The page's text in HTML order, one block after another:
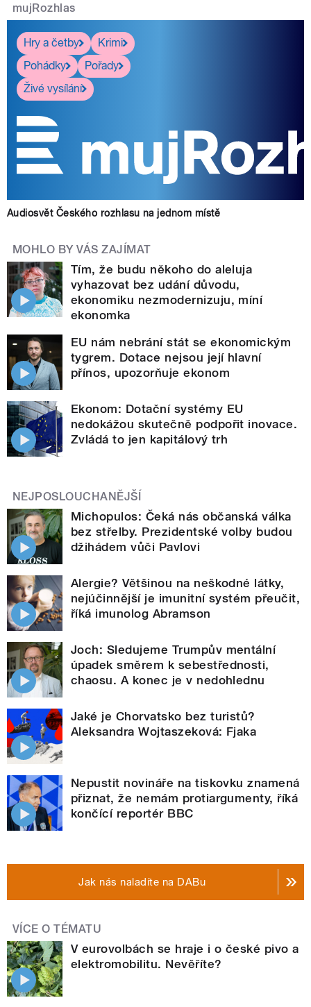
mujRozhlas
Hry a četby
Krimi
Pohádky
Pořady
Živé vysílání
Audiosvět Českého rozhlasu na jednom místě
MOHLO BY VÁS ZAJÍMAT
Tím, že budu někoho do aleluja
vyhazovat bez udání důvodu,
ekonomiku nezmodernizuju, míní
ekonomka
EU nám nebrání stát se ekonomickým
tygrem. Dotace nejsou její hlavní
přínos, upozorňuje ekonom
Ekonom: Dotační systémy EU
nedokážou skutečně podpořit inovace.
Zvládá to jen kapitálový trh
NEJPOSLOUCHANĚJŠÍ
Michopulos: Čeká nás občanská válka
bez střelby. Prezidentské volby budou
džihádem vůči Pavlovi
Alergie? Většinou na neškodné látky,
nejúčinnější je imunitní systém přeučit,
říká imunolog Abramson
Joch: Sledujeme Trumpův mentální
úpadek směrem k sebestřednosti,
chaosu. A konec je v nedohlednu
Jaké je Chorvatsko bez turistů?
Aleksandra Wojtaszeková: Fjaka
Nepustit novináře na tiskovku znamená
přiznat, že nemám protiargumenty, říká
končící reportér BBC
Jak nás naladíte na DABu
VÍCE O TÉMATU
V eurovolbách se hraje i o české pivo a
elektromobilitu. Nevěříte?